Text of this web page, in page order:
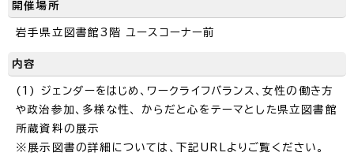
開催場所
岩手県立図書館3階 ユースコーナー前
内容
(1) ジェンダーをはじめ、ワークライフバランス、女性の働き方
や政治参加、多様な性、 からだと心をテーマとした県立図書館
所蔵資料の展示
※展示図書の詳細については、下記URLよりご覧ください。